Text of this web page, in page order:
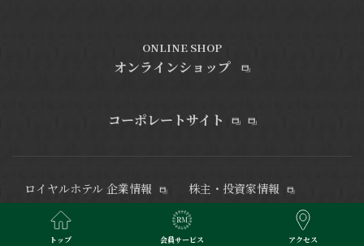
ONLINE SHOP
オンラインショップ
コーポレートサイト
ロイヤルホテル 企業情報
株主・投資家情報
電子公告
サステナビリティ
健康経営
カスタマーハラスメント
トップ 会員サービス アクセス